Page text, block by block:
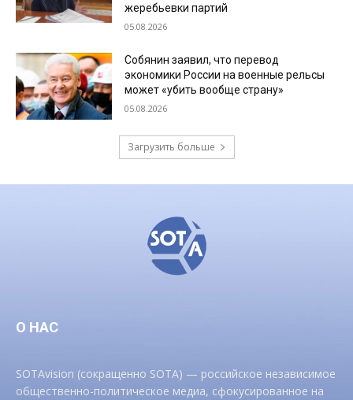
жеребьевки партий
05.08.2026
Собянин заявил, что перевод
экономики России на военные рельсы
может «убить вообще страну»
05.08.2026
Загрузить больше
О НАС
SOTAvision (сокращенно SOTA) — российское независимое
общественно-политическое медиа, сфокусированное на